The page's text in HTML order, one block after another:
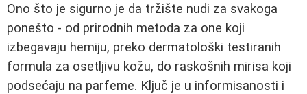
Ono što je sigurno je da tržište nudi za svakoga
ponešto - od prirodnih metoda za one koji
izbegavaju hemiju, preko dermatološki testiranih
formula za osetljivu kožu, do raskošnih mirisa koji
podsećaju na parfeme. Ključ je u informisanosti i